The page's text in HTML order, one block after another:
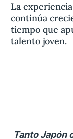
La
continúa
tiempo que
talento joven.
Tanto Japón